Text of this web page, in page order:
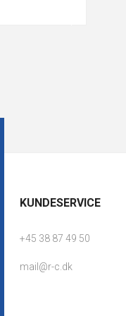
KUNDESERVICE
+45 38 87 49 50
mail@r-c.dk